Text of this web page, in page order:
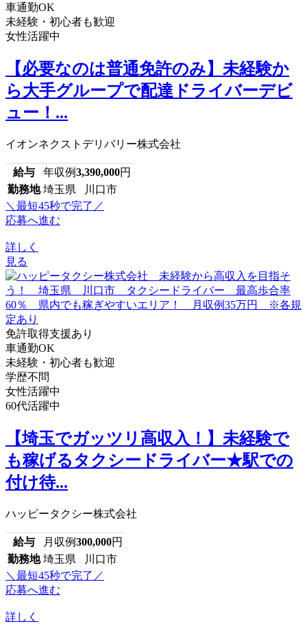
車通勤OK
未経験・初心者も歓迎
女性活躍中
【必要なのは普通免許のみ】未経験か
ら大手グループで配達ドライバーデビ
ュー！...
イオンネクストデリバリー株式会社
給与 年収例3,390,000円
勤務地 埼玉県 川口市
＼最短45秒で完了／
応募へ進む
詳しく
見る
免許取得支援あり
車通勤OK
未経験・初心者も歓迎
学歴不問
女性活躍中
60代活躍中
【埼玉でガッツリ高収入！】未経験で
も稼げるタクシードライバー★駅での
付け待...
ハッピータクシー株式会社
給与 月収例300,000円
勤務地 埼玉県 川口市
＼最短45秒で完了／
応募へ進む
詳しく